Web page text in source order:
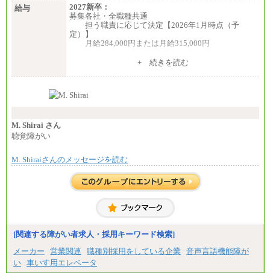
給与
2027新卒：
募集各社・全職種共通
担う職責に応じて決定【2026年1月時点（予
定）】
月給284,000円または月給315,000円
※入社後早期から、自律的な業務遂行が求めら
す。
い職責を担う方については、さらに高い金額を個別
※上記に加え、所定労働時間外に勤務をした場
※試用期間中も給与に変更はございません。
＜募集各社・全職種共通＞
月給21万円以上～
※試用期間中の給与に変更はありません。
ます。
+ 続きを読む
M. Shirai さん
聴覚障がい
M. Shiraiさんのメッセージを読む
[関連する障がい者求人・採用キーワード検索]
メーカー
営業関連 職種別採用をしている企業
音声言語機能障が
い 車いす用エレベータ